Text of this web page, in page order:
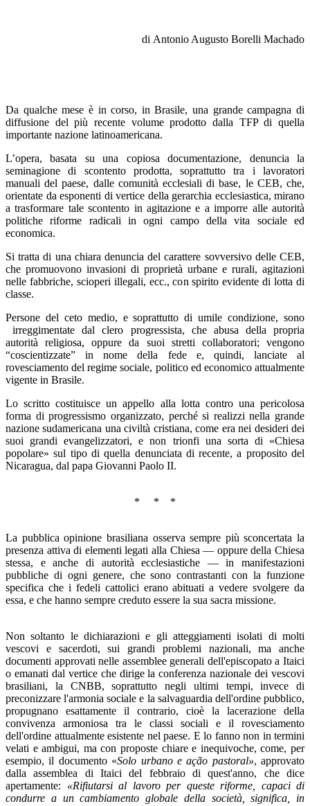
di Antonio Augusto Borelli Machado
Da qualche mese è in corso, in Brasile, una grande campagna di
diffusione del più recente volume prodotto dalla TFP di quella
importante nazione latinoamericana.
L’opera, basata su una copiosa documentazione, denuncia la
seminagione di scontento prodotta, soprattutto tra i lavoratori
manuali del paese, dalle comunità ecclesiali di base, le CEB, che,
orientate da esponenti di vertice della gerarchia ecclesiastica, mirano
a trasformare tale scontento in agitazione e a imporre alle autorità
politiche riforme radicali in ogni campo della vita sociale ed
economica.
Si tratta di una chiara denuncia del carattere sovversivo delle CEB,
che promuovono invasioni di proprietà urbane e rurali, agitazioni
nelle fabbriche, scioperi illegali, ecc., con spirito evidente di lotta di
classe.
Persone del ceto medio, e soprattutto di umile condizione, sono
irreggimentate dal clero progressista, che abusa della propria
autorità religiosa, oppure da suoi stretti collaboratori; vengono
“coscientizzate” in nome della fede e, quindi, lanciate al
rovesciamento del regime sociale, politico ed economico attualmente
vigente in Brasile.
Lo scritto costituisce un appello alla lotta contro una pericolosa
forma di progressismo organizzato, perché si realizzi nella grande
nazione sudamericana una civiltà cristiana, come era nei desideri dei
suoi grandi evangelizzatori, e non trionfi una sorta di «Chiesa
popolare» sul tipo di quella denunciata di recente, a proposito del
Nicaragua, dal papa Giovanni Paolo II.
* * *
La pubblica opinione brasiliana osserva sempre più sconcertata la
presenza attiva di elementi legati alla Chiesa — oppure della Chiesa
stessa, e anche di auto­rità ecclesiastiche — in manifestazioni
pubbliche di ogni ge­nere, che sono contrastanti con la funzione
specifica che i fedeli cattolici erano abituati a vedere svolgere da
essa, e che hanno sempre creduto essere la sua sacra missione.
Non soltanto le dichiarazioni e gli atteggiamenti isolati di molti
vescovi e sacerdoti, sui grandi problemi nazionali, ma anche
documenti approvati nelle assemblee generali del­l'episcopato a Itaici
o emanati dal vertice che dirige la con­ferenza nazionale dei vescovi
brasiliani, la CNBB, soprattut­to negli ultimi tempi, invece di
preconizzare l'armonia socia­le e la salvaguardia dell'ordine pubblico,
propugnano esat­tamente il contrario, cioè la lacerazione della
convivenza armoniosa tra le classi sociali e il rovesciamento
dell'ordine attualmente esistente nel paese. E lo fanno non in termini
velati e ambigui, ma con proposte chiare e inequivoche, co­me, per
esempio, il documento «Solo urbano e ação pastoral», approvato
dalla assemblea di Itaici del febbraio di quest'an­no, che dice
apertamente: «Rifiutarsi al lavoro per queste riforme, capaci di
condurre a un cambiamento globale della società, significa, in